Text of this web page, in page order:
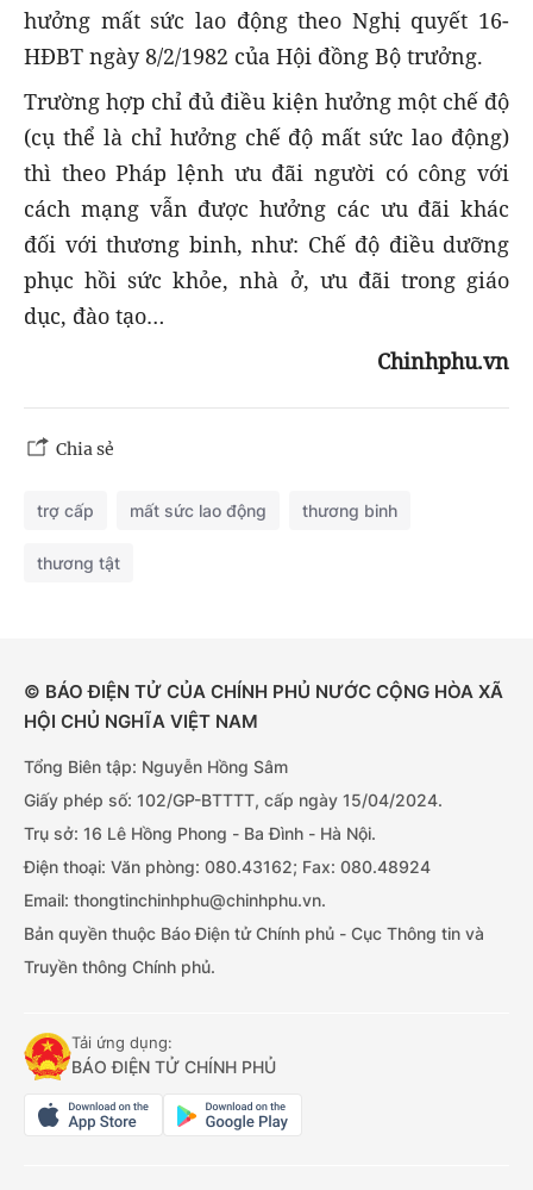
hưởng mất sức lao động theo Nghị quyết 16-
HĐBT ngày 8/2/1982 của Hội đồng Bộ trưởng.
Trường hợp chỉ đủ điều kiện hưởng một chế độ
(cụ thể là chỉ hưởng chế độ mất sức lao động)
thì theo Pháp lệnh ưu đãi người có công với
cách mạng vẫn được hưởng các ưu đãi khác
đối với thương binh, như: Chế độ điều dưỡng
phục hồi sức khỏe, nhà ở, ưu đãi trong giáo
dục, đào tạo…
Chinhphu.vn
Chia sẻ
trợ cấp mất sức lao động thương binh
thương tật
© BÁO ĐIỆN TỬ CỦA CHÍNH PHỦ NƯỚC CỘNG HÒA XÃ
HỘI CHỦ NGHĨA VIỆT NAM
Tổng Biên tập: Nguyễn Hồng Sâm
Giấy phép số: 102/GP-BTTTT, cấp ngày 15/04/2024.
Trụ sở: 16 Lê Hồng Phong - Ba Đình - Hà Nội.
Điện thoại: Văn phòng: 080.43162; Fax: 080.48924
Email: thongtinchinhphu@chinhphu.vn.
Bản quyền thuộc Báo Điện tử Chính phủ - Cục Thông tin và
Truyền thông Chính phủ.
Tải ứng dụng:
BÁO ĐIỆN TỬ CHÍNH PHỦ